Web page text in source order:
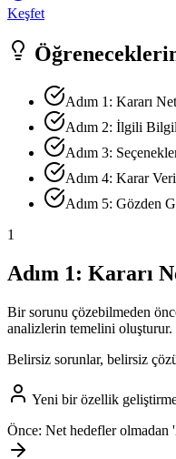
Keşfet
Adım 1: Kararı
Adım 2: İlgili
Adım 3:
Adım 4: Karar
Adım 5: Gözden
1
Adım 1: Kararı
Bir sorunu çözebilmeden
analizlerin temelini oluşturur.
Belirsiz sorunlar, belirsiz
Yeni bir özellik
Önce: Net hedefler olmadan